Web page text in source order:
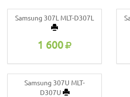
Samsung 307L MLT-D307L
1 600
Samsung 307U MLT-
D307U